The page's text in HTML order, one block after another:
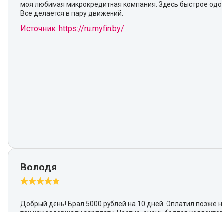
моя любимая микрокредитная компания. Здесь быстрое
Все делается в пару движений.
Источник: https://ru.myfin.by/
Володя
Добрый день! Брал 5000 рублей на 10 дней. Оплатил позже